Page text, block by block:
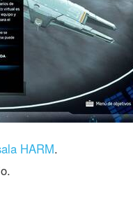
HARM.